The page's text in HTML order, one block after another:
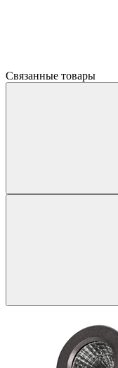
Связанные товары